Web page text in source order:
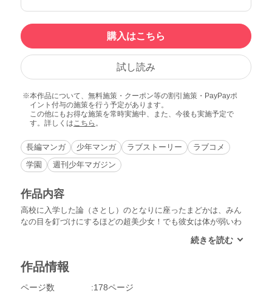
購入はこちら
試し読み
本作品について、無料施策・クーポン等の割引施策・PayPayポ
イント付与の施策を行う予定があります。
この他にもお得な施策を常時実施中、また、今後も実施予定で
す。詳しくはこちら 。
長編マンガ 少年マンガ ラブストーリー
ラブコメ
学園
週刊少年マガジン
作品内容
高校に入学した論（さとし）のとなりに座ったまどかは、みん
なの目を釘づけにするほどの超美少女！でも彼女は体が弱いわ
ガジン読者のファーストキッスの思い出をぎゅっと詰め込ん
作品情報
ページ数
178ページ